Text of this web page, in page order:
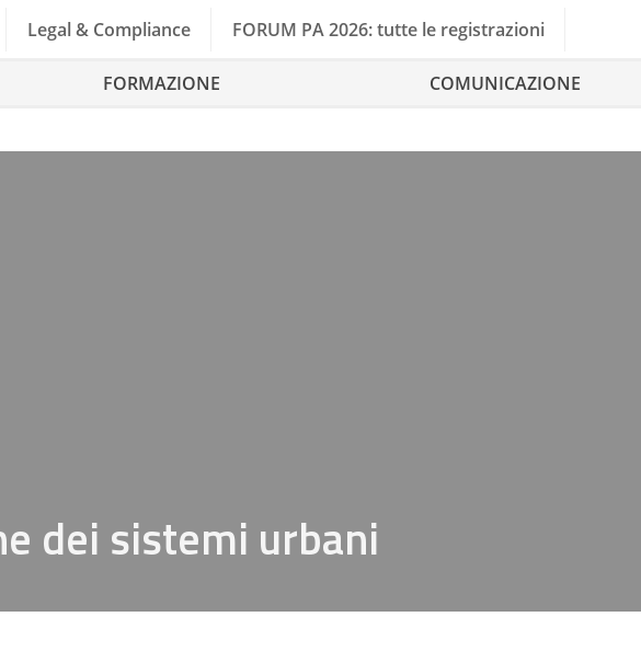
Legal & Compliance FORUM PA 2026: tutte le registrazioni
FORMAZIONE COMUNICAZIONE
dei sistemi urbani